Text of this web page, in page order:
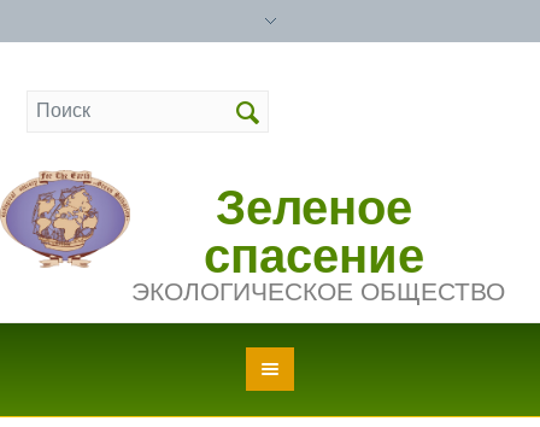
Зеленое
спасение
ЭКОЛОГИЧЕСКОЕ ОБЩЕСТВО